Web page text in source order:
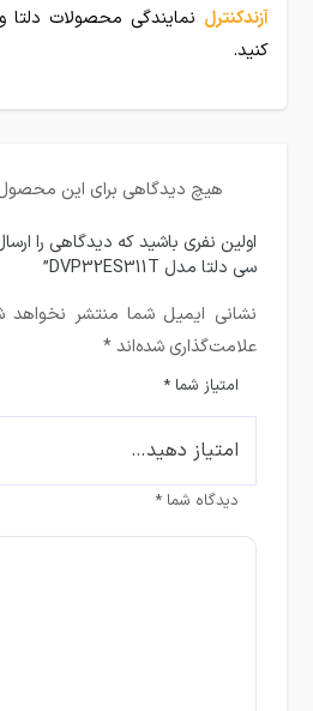
آزندکنترل نمایندگی محصولات
کنید.
هیچ دیدگاهی برای این
اولین نفری باشید که دیدگاهی را
سی دلتا مدل DVP32ES311T”
نشانی ایمیل شما منتشر نخواهد
علامت‌گذاری شده‌اند*
امتیاز شما*
دیدگاه شما*